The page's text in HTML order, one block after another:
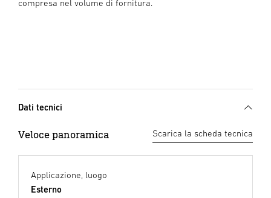
compresa nel volume di fornitura.
Dati tecnici
Veloce panoramica Scarica la scheda tecnica
Applicazione, luogo
Esterno